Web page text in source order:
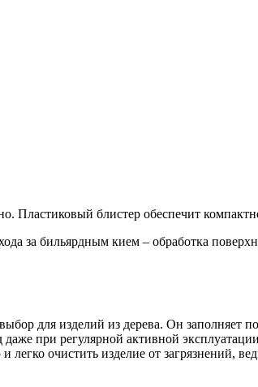
блистер обеспечит
за бильярдным кием – обработка
для изделий из дерева. Он заполняет
при регулярной активной
очистить изделие от загрязнений,